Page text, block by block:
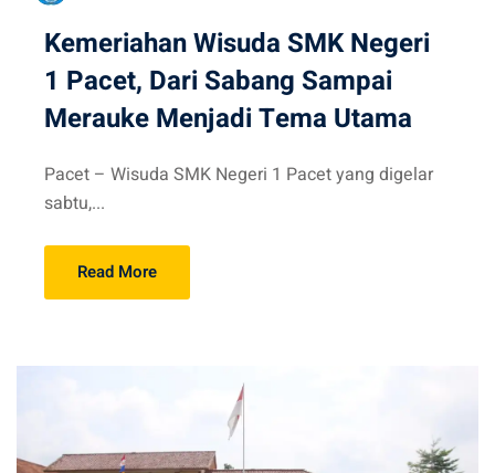
Kemeriahan Wisuda SMK Negeri
1 Pacet, Dari Sabang Sampai
Merauke Menjadi Tema Utama
Pacet – Wisuda SMK Negeri 1 Pacet yang digelar
sabtu,...
Read More